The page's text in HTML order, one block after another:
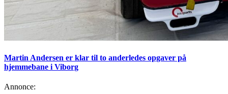
Martin Andersen er klar til to anderledes opgaver på
hjemmebane i Viborg
Annonce: